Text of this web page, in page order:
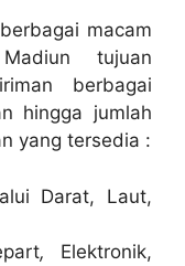
macam
tujuan
berbagai
hingga jumlah
yang tersedia :
Darat, Laut,
,
Elektronik,